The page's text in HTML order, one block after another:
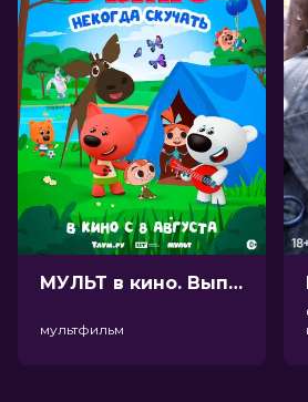
МУЛЬТ в кино. Выпуск №198. Некогда скучать (0+)
мультфильм